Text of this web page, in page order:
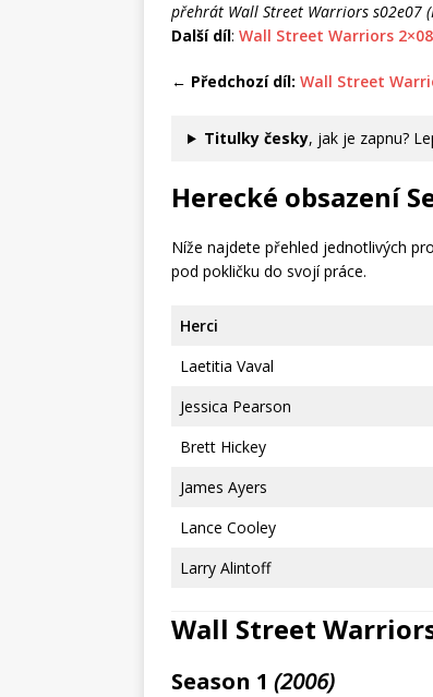
přehrát Wall Street Warriors s02e07
Další díl: Wall Street Warriors 2×08
← Předchozí díl: Wall Street
Titulky česky, jak je zapnu?
Herecké obsazení
Níže najdete přehled jednotlivých
pod pokličku do svojí práce.
Herci
Laetitia Vaval
Jessica Pearson
Brett Hickey
James Ayers
Lance Cooley
Larry Alintoff
Wall Street
Season 1 (2006)